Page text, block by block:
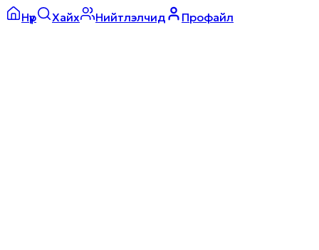
Нүүр Хайх Нийтлэлчид Профайл